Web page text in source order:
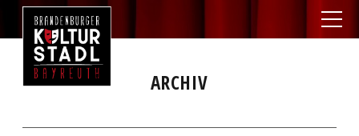
ARCHIV